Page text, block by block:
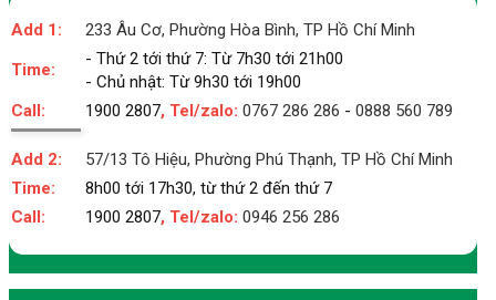
Add 1: 233 Âu Cơ, Phường Hòa Bình, TP Hồ Chí Minh
Time:
- Thứ 2 tới thứ 7: Từ 7h30 tới 21h00
- Chủ nhật: Từ 9h30 tới 19h00
Call:
1900 2807, Tel/zalo:0767 286 286 -0888 560 789
Add 2:
57/13 Tô Hiệu, Phường Phú Thạnh, TP Hồ Chí Minh
Time:
8h00 tới 17h30, từ thứ 2 đến thứ 7
Call:
1900 2807, Tel/zalo:0946 256 286